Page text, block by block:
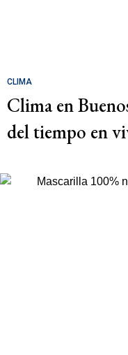
CLIMA
Clima en
del tiempo en